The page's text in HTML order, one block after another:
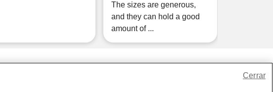
The sizes are generous,
and they can hold a good
amount of ...
Cerrar